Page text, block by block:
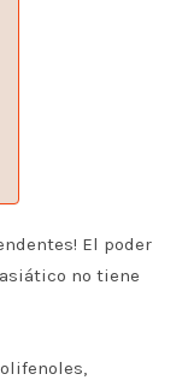
El poder
no tiene